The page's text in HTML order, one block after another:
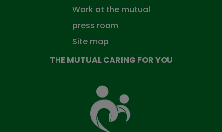
Work at the mutual
press room
Site map
THE MUTUAL CARING FOR YOU
Mutual
Fund
that
takes